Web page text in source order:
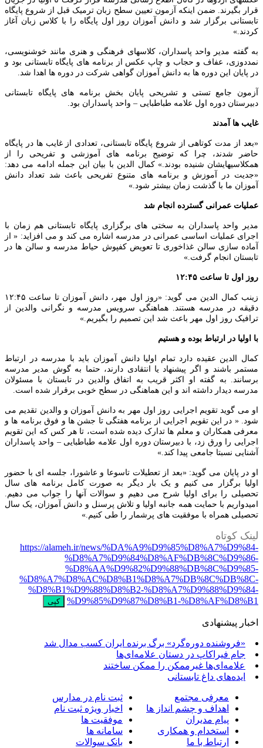
بگیرند. ضمن اینکه آزمون تعیین سطح زبان ترمیک قبل از شروع پایگاه
برگزار شد و دانش آموزان روز اول پایگاه را با کلاس زبان آغاز
گفته مدیر واحد پاسداران، کلاسهای فرهنگی و هنری مانند خوشنویسی،
عفاف و حجاب و چاپ عکس از برنامه های پایگاه تابستانی بود و
پایان این دوره ها به دانش آموزان گواهی شرکت در دوره ها اهدا شد.
جامع تستی و تشریحی پایان بخش برنامه های پایگاه تابستانی
دوره اول علامه طباطبایی – واحد پاسداران بود.
ها آمدند
از مدت کوتاهی از شروع پایگاه تابستانی، تعدادی از غایب ها در پایگاه
شدند، چرا که توضیح برنامه های آموزشی و تفریحی را از
شنیده بودند.» کمال الدین با بیان این جمله ادامه می دهد:
در آموزش و برنامه های متنوع تفریحی باعث شد تعداد دانش
ما با گذشت زمان بیشتر شود.»
عمرانی گسترده انجام شد
واحد پاسداران به سختی های برگزاری پایگاه تابستانی هم زمان با
عملیات اساسی عمرانی در مدرسه اشاره می کند و می افزاید: « از
سازی سالن غذاخوری تا تعویض کفپوش حیاط مدرسه و سالن ها در
انجام گرفت.»
اول تا ساعت ۱۲:۴۵
زینب کمال الدین می گوید: «روز اول مهر، دانش آموزان تا ساعت ۱۲:۴۵
در مدرسه هستند. هماهنگی سرویس مدرسه و نگرانی والدین از
روز اول مهر باعث شد این تصمیم را بگیریم.»
اولیا در ارتباط بوده و هستیم
الدین عقیده دارد تمام اولیا دانش آموزان باید با مدرسه در ارتباط
باشند و اگر پیشنهاد یا انتقادی دارند، حتما به گوش مدیر مدرسه
به گفته او اکثر قریب به اتفاق والدین در تابستان با مسئولان
دیدار داشته اند و این هماهنگی در سطح خوبی برقرار شده است.
می گوید تقویم اجرایی روز اول مهر به دانش آموزان و والدین تقدیم می
« در این تقویم اجرایی از برنامه هفتگی تا جشن ها و فوق برنامه ها و
همکاران و معلم ها تدارک دیده شده است، تا هر کس که این تقویم
را ورق زد، با دبیرستان دوره اول علامه طباطبایی – واحد پاسداران
نسبتا جامعی پیدا کند.»
در پایان می گوید: «بعد از تعطیلات تاسوعا و عاشورا، جلسه ای با حضور
برگزار می کنیم و یک بار دیگر به صورت کامل برنامه های سال
را برای اولیا شرح می دهیم و سوالات آنها را جواب می دهیم.
با حمایت همه جانبه اولیا و تلاش پرسنل و دانش آموزان، یک سال
همراه با موفقیت های پرشمار را طی کنیم.»
کوتاه
https://alameh.ir/news/
%D8%B1%D9%88%D8%B2-
%D9%85%D9%87%D8%B1-
کپی
پیشنهادی
«فروشنده دوره‌گرد» برگ برنده ایران کسب مدال شد
جام فیراکاپ در دستان علامه‌ای‌ها
علامه‌ای‌ها غیرممکن را ممکن ساختند
ایده‌های داغ تابستانی
معرفی مجتمع
اهداف و چشم انداز ها
پیام مدیران
استخدام و همکاری
ارتباط با ما
ثبت نام در مدارس
اخبار ویژه ثبت نام
موفقیت ها
سامانه ها
بانک سوالات